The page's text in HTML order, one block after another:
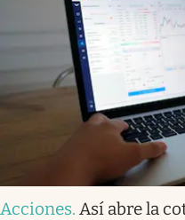
Acciones. Así abre la